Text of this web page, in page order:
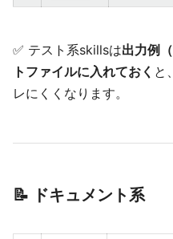
✅ テスト系skillsは出力例
トファイルに入れておく と
レにくくなります。
📝 ドキュメント系